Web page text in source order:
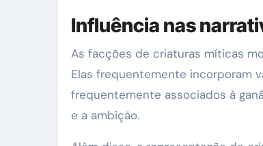
Influência nas
As facções de criaturas míticas
Elas frequentemente incorporam
frequentemente associados à
e a ambição.